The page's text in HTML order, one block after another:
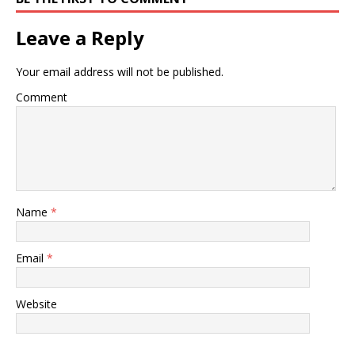
Leave a Reply
Your email address will not be published.
Comment
Name *
Email *
Website